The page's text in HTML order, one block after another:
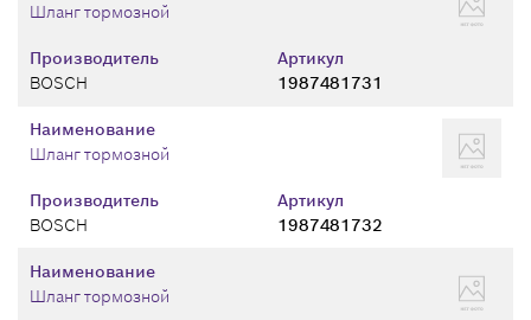
Производитель
BOSCH
Артикул
1987481731
Шланг тормозной
Производитель
BOSCH
Артикул
1987481732
Наименование
Шланг тормозной
Наименование
Шланг тормозной